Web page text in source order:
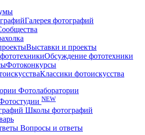
Галерея фотографий
Выставки и проекты
Обсуждение фототехники
Фотоконкурсы
Классики фотоискусства
Фотолаборатории
NEW
Школы фотографий
Вопросы и ответы